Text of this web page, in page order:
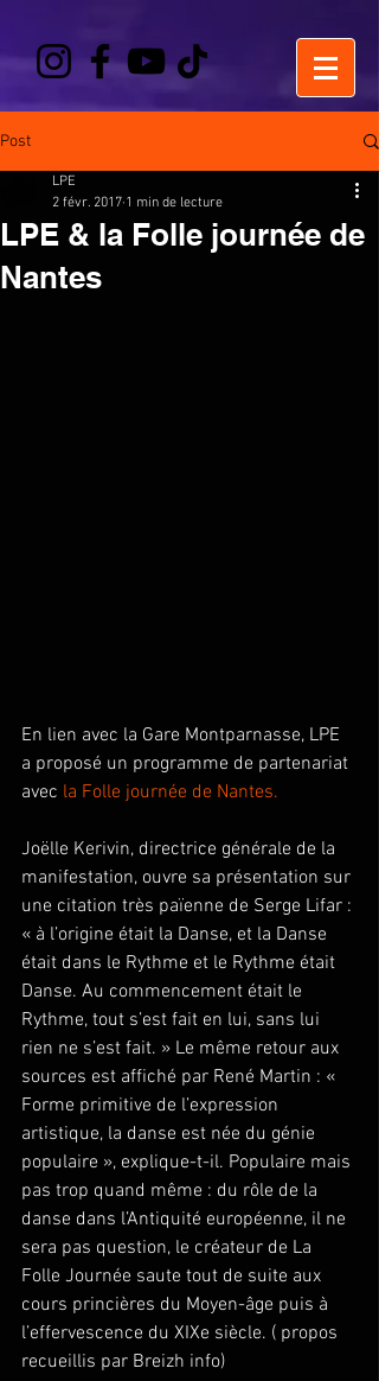
Post
LPE & la Folle journée de
Nantes
LPE
2 févr. 2017 1 min de lecture
En lien avec la Gare Montparnasse, LPE
a proposé un programme de partenariat
avec la Folle journée de Nantes.
Joëlle Kerivin, directrice générale de la
manifestation, ouvre sa présentation sur
une citation très païenne de Serge Lifar :
« à l’origine était la Danse, et la Danse
était dans le Rythme et le Rythme était
Danse. Au commencement était le
Rythme, tout s’est fait en lui, sans lui
rien ne s’est fait. » Le même retour aux
sources est affiché par René Martin : «
Forme primitive de l’expression
artistique, la danse est née du génie
populaire », explique-t-il. Populaire mais
pas trop quand même : du rôle de la
danse dans l’Antiquité européenne, il ne
sera pas question, le créateur de La
Folle Journée saute tout de suite aux
cours princières du Moyen-âge puis à
l’effervescence du XIXe siècle. ( propos
recueillis par Breizh info)